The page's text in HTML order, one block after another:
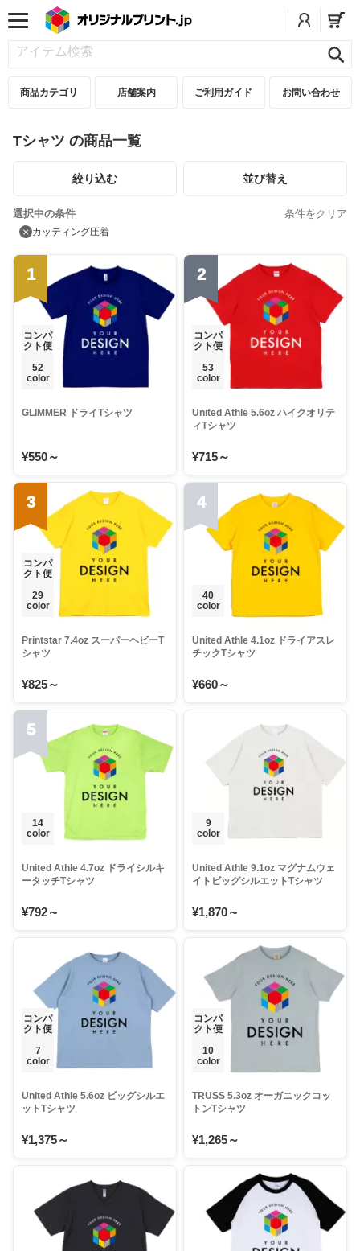
商品カテゴリ 店舗案内 ご利用ガイド お問い合わせ
Tシャツ の商品一覧
絞り込む 並び替え
選択中の条件 条件をクリア
× カッティング圧着
1
コンパ
クト便
52
color
GLIMMER ドライTシャツ
¥550～
2
コンパ
クト便
53
color
United Athle 5.6oz ハイクオリテ
ィTシャツ
¥715～
3
コンパ
クト便
29
color
Printstar 7.4oz スーパーヘビーT
シャツ
¥825～
4
40
color
United Athle 4.1oz ドライアスレ
チックTシャツ
¥660～
5
14
color
United Athle 4.7oz ドライシルキ
ータッチTシャツ
¥792～
9
color
United Athle 9.1oz マグナムウェ
イトビッグシルエットTシャツ
¥1,870～
コンパ
クト便
7
color
United Athle 5.6oz ビッグシルエ
ットTシャツ
¥1,375～
コンパ
クト便
10
color
TRUSS 5.3oz オーガニックコッ
トンTシャツ
¥1,265～